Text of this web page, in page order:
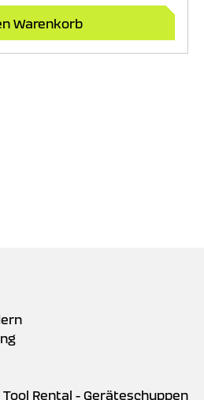
Warenkorb
Tool Rental - Geräteschuppen